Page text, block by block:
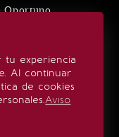
tu experiencia
Al continuar
de cookies
Aviso
Oportuno